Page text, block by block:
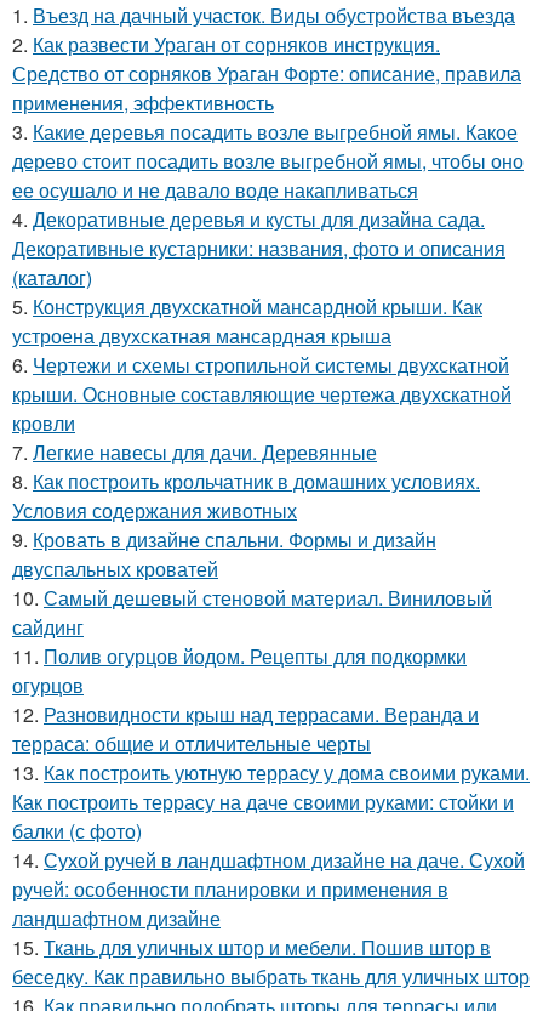
1. Въезд на дачный участок. Виды обустройства въезда
2. Как развести Ураган от сорняков инструкция.
Средство от сорняков Ураган Форте: описание, правила
применения, эффективность
3. Какие деревья посадить возле выгребной ямы. Какое
дерево стоит посадить возле выгребной ямы, чтобы оно
ее осушало и не давало воде накапливаться
4. Декоративные деревья и кусты для дизайна сада.
Декоративные кустарники: названия, фото и описания
(каталог)
5. Конструкция двухскатной мансардной крыши. Как
устроена двухскатная мансардная крыша
6. Чертежи и схемы стропильной системы двухскатной
крыши. Основные составляющие чертежа двухскатной
кровли
7. Легкие навесы для дачи. Деревянные
8. Как построить крольчатник в домашних условиях.
Условия содержания животных
9. Кровать в дизайне спальни. Формы и дизайн
двуспальных кроватей
10. Самый дешевый стеновой материал. Виниловый
сайдинг
11. Полив огурцов йодом. Рецепты для подкормки
огурцов
12. Разновидности крыш над террасами. Веранда и
терраса: общие и отличительные черты
13. Как построить уютную террасу у дома своими руками.
Как построить террасу на даче своими руками: стойки и
балки (с фото)
14. Сухой ручей в ландшафтном дизайне на даче. Сухой
ручей: особенности планировки и применения в
ландшафтном дизайне
15. Ткань для уличных штор и мебели. Пошив штор в
беседку. Как правильно выбрать ткань для уличных штор